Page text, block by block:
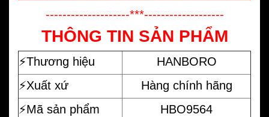
--------------------***-------------------
THÔNG TIN SẢN PHẨM
⚡️Thương hiệu
HANBORO
⚡️Xuất xứ
Hàng chính hãng
⚡️Mã sản phẩm
HBO9564